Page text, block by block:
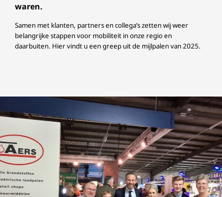
waren.
Samen met klanten, partners en collega’s zetten wij weer
belangrijke stappen voor mobiliteit in onze regio en
daarbuiten. Hier vindt u een greep uit de mijlpalen van 2025.